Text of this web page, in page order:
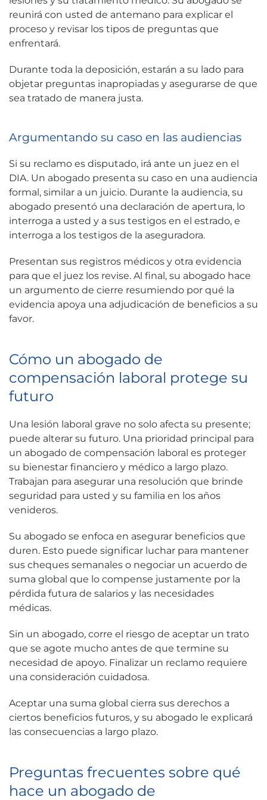
reunirá con usted de antemano para explicar el
proceso y revisar los tipos de preguntas que
enfrentará.
Durante toda la deposición, estarán a su lado para
objetar preguntas inapropiadas y asegurarse de que
sea tratado de manera justa.
Argumentando su caso en las audiencias
Si su reclamo es disputado, irá ante un juez en el
DIA. Un abogado presenta su caso en una audiencia
formal, similar a un juicio. Durante la audiencia, su
abogado presentó una declaración de apertura, lo
interroga a usted y a sus testigos en el estrado, e
interroga a los testigos de la aseguradora.
Presentan sus registros médicos y otra evidencia
para que el juez los revise. Al final, su abogado hace
un argumento de cierre resumiendo por qué la
evidencia apoya una adjudicación de beneficios a su
favor.
Cómo un abogado de
compensación laboral protege su
futuro
Una lesión laboral grave no solo afecta su presente;
puede alterar su futuro. Una prioridad principal para
un abogado de compensación laboral es proteger
su bienestar financiero y médico a largo plazo.
Trabajan para asegurar una resolución que brinde
seguridad para usted y su familia en los años
venideros.
Su abogado se enfoca en asegurar beneficios que
duren. Esto puede significar luchar para mantener
sus cheques semanales o negociar un acuerdo de
suma global que lo compense justamente por la
pérdida futura de salarios y las necesidades
médicas.
Sin un abogado, corre el riesgo de aceptar un trato
que se agote mucho antes de que termine su
necesidad de apoyo. Finalizar un reclamo requiere
una consideración cuidadosa.
Aceptar una suma global cierra sus derechos a
ciertos beneficios futuros, y su abogado le explicará
las consecuencias a largo plazo.
Preguntas frecuentes sobre qué
hace un abogado de